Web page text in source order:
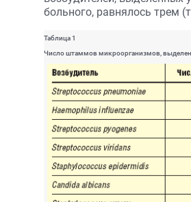
больного, равнялось трем
Таблица 1
Число штаммов микроорганизмов,